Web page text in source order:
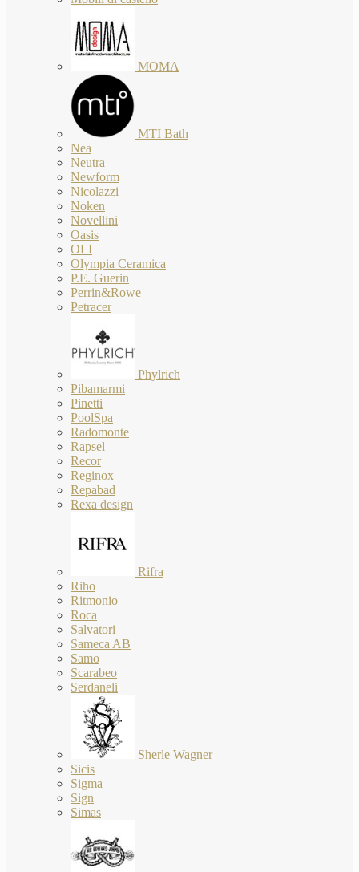
MOMA
MTI Bath
Nea
Neutra
Newform
Nicolazzi
Noken
Novellini
Oasis
OLI
Olympia Ceramica
P.E. Guerin
Perrin&Rowe
Petracer
Phylrich
Pibamarmi
Pinetti
PoolSpa
Radomonte
Rapsel
Recor
Reginox
Repabad
Rexa design
Rifra
Riho
Ritmonio
Roca
Salvatori
Sameca AB
Samo
Scarabeo
Serdaneli
Sherle Wagner
Sicis
Sigma
Sign
Simas